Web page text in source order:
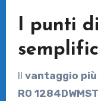
I punti
Il vantaggio più
RO